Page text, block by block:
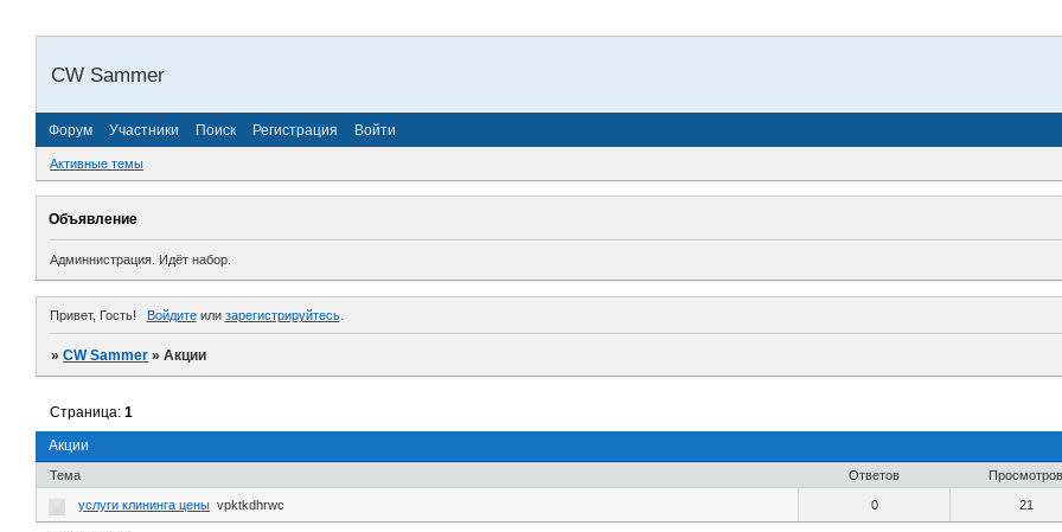
CW Sammer
Форум Участники Поиск Регистрация Войти
Активные темы
Объявление
Админнистрация. Идёт набор.
Привет, Гость! Войдитеили зарегистрируйтесь.
»CW Sammer »Акции
Акции
Страница:1
Тема Ответов Просмотров
услуги клининга цены vpktkdhrwc 0 21